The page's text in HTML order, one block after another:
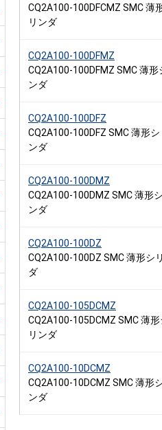
CQ2A100-100DFCMZ SMC 薄
リンダ
CQ2A100-100DFMZ
CQ2A100-100DFMZ SMC 薄形
ンダ
CQ2A100-100DFZ
CQ2A100-100DFZ SMC 薄形シ
ンダ
CQ2A100-100DMZ
CQ2A100-100DMZ SMC 薄形
ンダ
CQ2A100-100DZ
CQ2A100-100DZ SMC 薄形シ
ダ
CQ2A100-105DCMZ
CQ2A100-105DCMZ SMC 薄形
リンダ
CQ2A100-10DCMZ
CQ2A100-10DCMZ SMC 薄形
ンダ